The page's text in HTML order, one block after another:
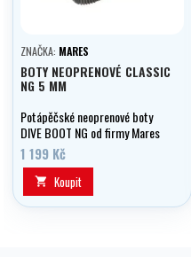
ZNAČKA: MARES
BOTY NEOPRENOVÉ CLASSIC
NG 5 MM
Potápěčské neoprenové boty
DIVE BOOT NG od firmy Mares
z 5 mm neoprenu Vám zajistí
teplo a pohodlí při každém
ponoru.
1 199 Kč
 Koupit